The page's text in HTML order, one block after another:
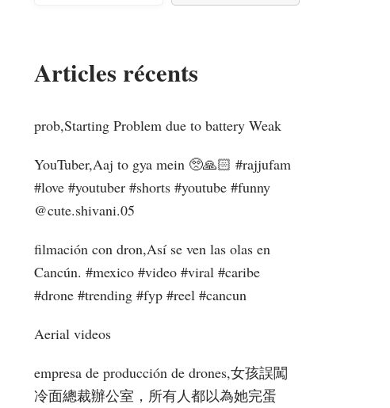
Articles récents
prob,Starting Problem due to battery Weak
YouTuber,Aaj to gya mein 🥺🙏🏻 #rajjufam
#love #youtuber #shorts #youtube #funny ​
⁠@cute.shivani.05
filmación con dron,Así se ven las olas en
Cancún. #mexico #video #viral #caribe
#drone #trending #fyp #reel #cancun
Aerial videos
empresa de producción de drones,女孩誤闖
冷面總裁辦公室，所有人都以為她完蛋